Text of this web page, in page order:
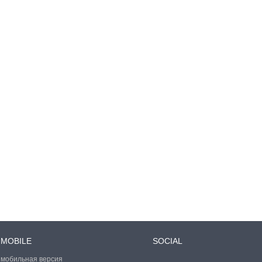
MOBILE
мобильная версия
SOCIAL